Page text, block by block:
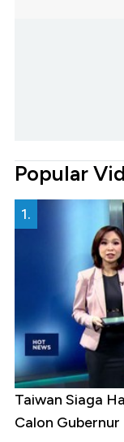
Popular
1.
Taiwan Siaga
Calon Gubernur